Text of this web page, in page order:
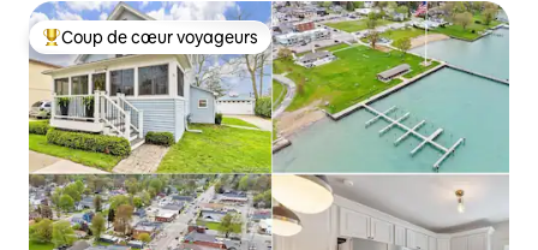
Coup de cœur voyageurs parmi les plus aimés
Coup de cœur voyageurs